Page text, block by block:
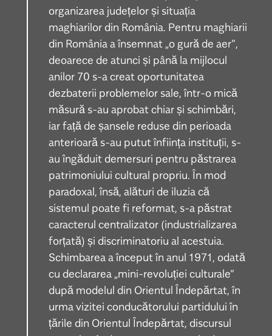
organizarea județelor și situația
maghiarilor din România. Pentru maghiarii
din România a însemnat „o gură de aer”,
deoarece de atunci și până la mijlocul
anilor 70 s-a creat oportunitatea
dezbaterii problemelor sale, într-o mică
măsură s-au aprobat chiar și schimbări,
iar față de șansele reduse din perioada
anterioară s-au putut înființa instituții, s-
au îngăduit demersuri pentru păstrarea
patrimoniului cultural propriu. În mod
paradoxal, însă, alături de iluzia că
sistemul poate fi reformat, s-a păstrat
caracterul centralizator (industrializarea
forțată) și discriminatoriu al acestuia.
Schimbarea a început în anul 1971, odată
cu declararea „mini-revoluției culturale”
după modelul din Orientul Îndepărtat, în
urma vizitei conducătorului partidului în
țările din Orientul Îndepărtat, discursul